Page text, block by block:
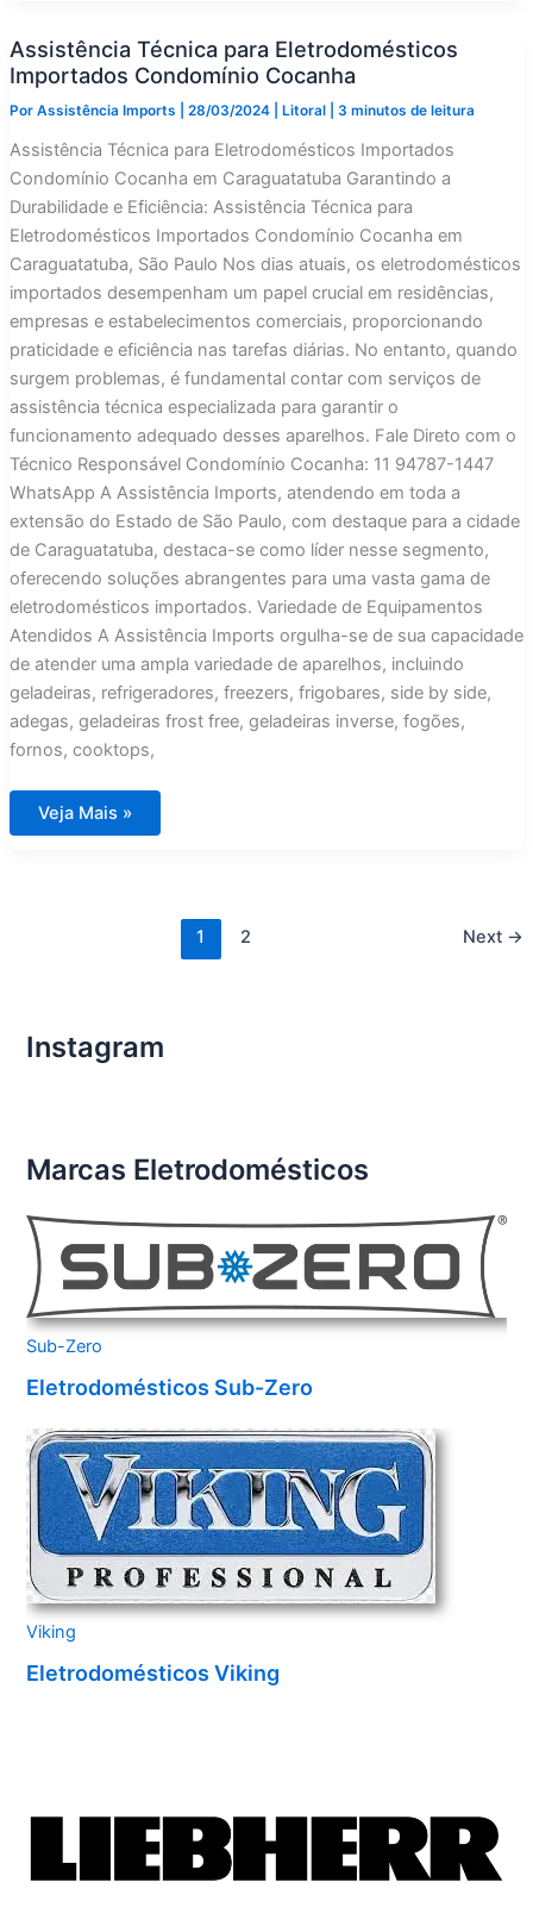
Condomínio
Costa
Esmeralda
Assistência Técnica para Eletrodomésticos
Importados Condomínio Cocanha
Por Assistência Imports 28/03/2024 Litoral| 3 minutos de leitura
Assistência Técnica para Eletrodomésticos Importados
Condomínio Cocanha em Caraguatatuba Garantindo a
Durabilidade e Eficiência: Assistência Técnica para
Eletrodomésticos Importados Condomínio Cocanha em
Caraguatatuba, São Paulo Nos dias atuais, os eletrodomésticos
importados desempenham um papel crucial em residências,
empresas e estabelecimentos comerciais, proporcionando
praticidade e eficiência nas tarefas diárias. No entanto, quando
surgem problemas, é fundamental contar com serviços de
assistência técnica especializada para garantir o
funcionamento adequado desses aparelhos. Fale Direto com o
Técnico Responsável Condomínio Cocanha: 11 94787-1447
WhatsApp A Assistência Imports, atendendo em toda a
extensão do Estado de São Paulo, com destaque para a cidade
de Caraguatatuba, destaca-se como líder nesse segmento,
oferecendo soluções abrangentes para uma vasta gama de
eletrodomésticos importados. Variedade de Equipamentos
Atendidos A Assistência Imports orgulha-se de sua capacidade
de atender uma ampla variedade de aparelhos, incluindo
geladeiras, refrigeradores, freezers, frigobares, side by side,
adegas, geladeiras frost free, geladeiras inverse, fogões,
fornos, cooktops,
Assistência
Técnica
Veja Mais »
1 2 Next →
Instagram
Marcas Eletrodomésticos
Sub-Zero
Eletrodomésticos Sub-Zero
Viking
Eletrodomésticos Viking